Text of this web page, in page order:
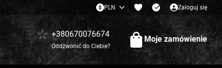
PLN Zaloguj się
+380670076674
Oddzwonić do Ciebie?
Moje zamówienie